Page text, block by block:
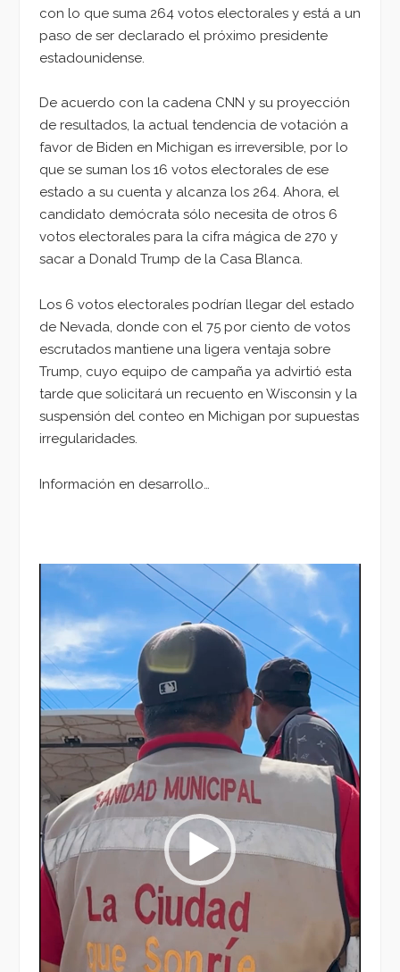
con lo que suma 264 votos electorales y está a un
paso de ser declarado el próximo presidente
estadounidense.
De acuerdo con la cadena CNN y su proyección
de resultados, la actual tendencia de votación a
favor de Biden en Michigan es irreversible, por lo
que se suman los 16 votos electorales de ese
estado a su cuenta y alcanza los 264. Ahora, el
candidato demócrata sólo necesita de otros 6
votos electorales para la cifra mágica de 270 y
sacar a Donald Trump de la Casa Blanca.
Los 6 votos electorales podrían llegar del estado
de Nevada, donde con el 75 por ciento de votos
escrutados mantiene una ligera ventaja sobre
Trump, cuyo equipo de campaña ya advirtió esta
tarde que solicitará un recuento en Wisconsin y la
suspensión del conteo en Michigan por supuestas
irregularidades.
Información en desarrollo…
Reproductor
vídeo